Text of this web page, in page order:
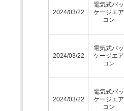
2024/03/22
電気式パッ
ケージエア
コン
2024/03/22
電気式パッ
ケージエア
コン
2024/03/22
電気式パッ
ケージエア
コン